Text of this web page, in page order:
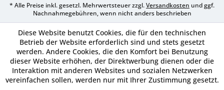
* Alle Preise inkl. gesetzl. Mehrwertsteuer zzgl.Versandkosten und ggf.
Nachnahmegebühren, wenn nicht anders beschrieben
Diese Website benutzt Cookies, die für den technischen
Betrieb der Website erforderlich sind und stets gesetzt
werden. Andere Cookies, die den Komfort bei Benutzung
dieser Website erhöhen, der Direktwerbung dienen oder die
Interaktion mit anderen Websites und sozialen Netzwerken
vereinfachen sollen, werden nur mit Ihrer Zustimmung gesetzt.